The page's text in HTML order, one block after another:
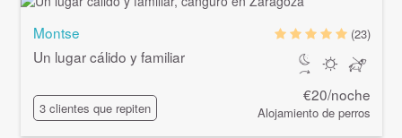
Montse
Un lugar cálido y familiar
3 clientes que repiten
(23)
€20/noche
Alojamiento de perros